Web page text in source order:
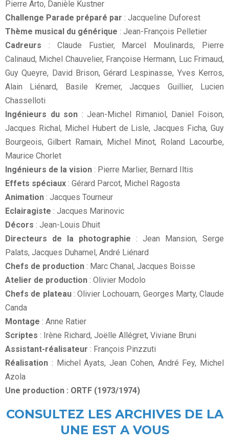
Pierre Arto, Danièle Kustner
Challenge Parade préparé par : Jacqueline Duforest
Thème musical du générique : Jean-François Pelletier
Cadreurs : Claude Fustier, Marcel Moulinards, Pierre
Calinaud, Michel Chauvelier, Françoise Hermann, Luc Frimaud,
Guy Queyre, David Brison, Gérard Lespinasse, Yves Kerros,
Alain Liénard, Basile Kremer, Jacques Guillier, Lucien
Chasselloti
Ingénieurs du son : Jean-Michel Rimaniol, Daniel Foison,
Jacques Richal, Michel Hubert de Lisle, Jacques Ficha, Guy
Bourgeois, Gilbert Ramain, Michel Minot, Roland Lacourbe,
Maurice Chorlet
Ingénieurs de la vision : Pierre Marlier, Bernard Iltis
Effets spéciaux : Gérard Parcot, Michel Ragosta
Animation : Jacques Tourneur
Eclairagiste : Jacques Marinovic
Décors : Jean-Louis Dhuit
Directeurs de la photographie : Jean Mansion, Serge
Palats, Jacques Duhamel, André Liénard
Chefs de production : Marc Chanal, Jacques Boisse
Atelier de production : Olivier Modolo
Chefs de plateau: Olivier Lochouarn, Georges Marty, Claude
Canda
Montage : Anne Ratier
Scriptes : Irène Richard, Joëlle Allégret, Viviane Bruni
Assistant-réalisateur : François Pinzzuti
Réalisation : Michel Ayats, Jean Cohen, André Fey, Michel
Azola
Une production : ORTF (1973/1974)
CONSULTEZ LES ARCHIVES DE LA
UNE EST A VOUS